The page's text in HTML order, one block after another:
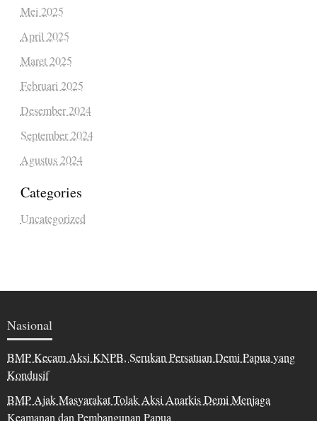
Mei 2025
April 2025
Maret 2025
Februari 2025
Desember 2024
September 2024
Agustus 2024
Categories
Uncategorized
Nasional
BMP Kecam Aksi KNPB, Serukan Persatuan Demi Papua yang
Kondusif
BMP Ajak Masyarakat Tolak Aksi Anarkis Demi Menjaga
Keamanan dan Pembangunan Papua